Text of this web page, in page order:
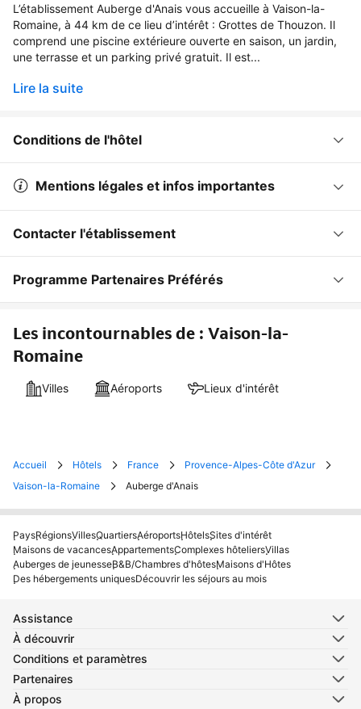
L’établissement Auberge d'Anais vous accueille à Vaison-la-
Romaine, à 44 km de ce lieu d’intérêt : Grottes de Thouzon. Il
comprend une piscine extérieure ouverte en saison, un jardin,
une terrasse et un parking privé gratuit. Il est...
Lire la suite
Conditions de l'hôtel
Mentions légales et infos importantes
Contacter l'établissement
Programme Partenaires Préférés
Les incontournables de : Vaison-la-
Romaine
Villes Aéroports Lieux d'intérêt
Accueil Hôtels France
Provence-Alpes-Côte d'Azur
Vaison-la-Romaine
Auberge d'Anais
PaysRégionsVillesQuartiersAéroportsHôtelsSites d'intérêt
Maisons de vacancesAppartementsComplexes hôteliersVillas
Auberges de jeunesseB&B/Chambres d'hôtesMaisons d'Hôtes
Des hébergements uniquesDécouvrir les séjours au mois
Assistance
À découvrir
Conditions et paramètres
Partenaires
À propos